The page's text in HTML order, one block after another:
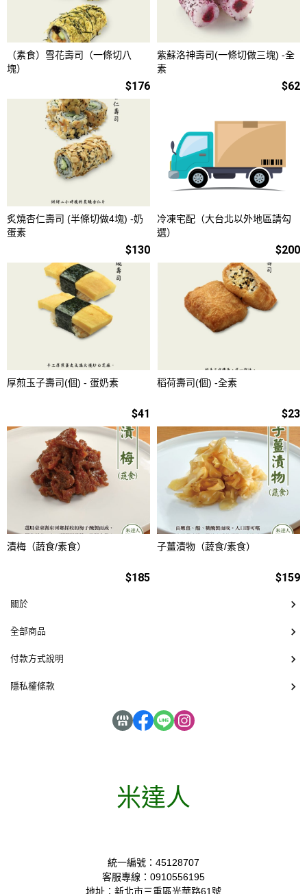
（素食）雪花壽司（一條切八
塊）
$176
紫蘇洛神壽司(一條切做三塊) -全
素
$62
炙燒杏仁壽司 (半條切做4塊) -奶
蛋素
$130
冷凍宅配（大台北以外地區請勾
選）
$200
厚煎玉子壽司(個) - 蛋奶素
$41
稻荷壽司(個) -全素
$23
漬梅（蔬食/素食）
$185
子薑漬物（蔬食/素食）
$159
米達人
統一編號：45128707
客服專線：0910556195
地址：新北市三重區光華路61號
關於
全部商品
付款方式說明
隱私權條款